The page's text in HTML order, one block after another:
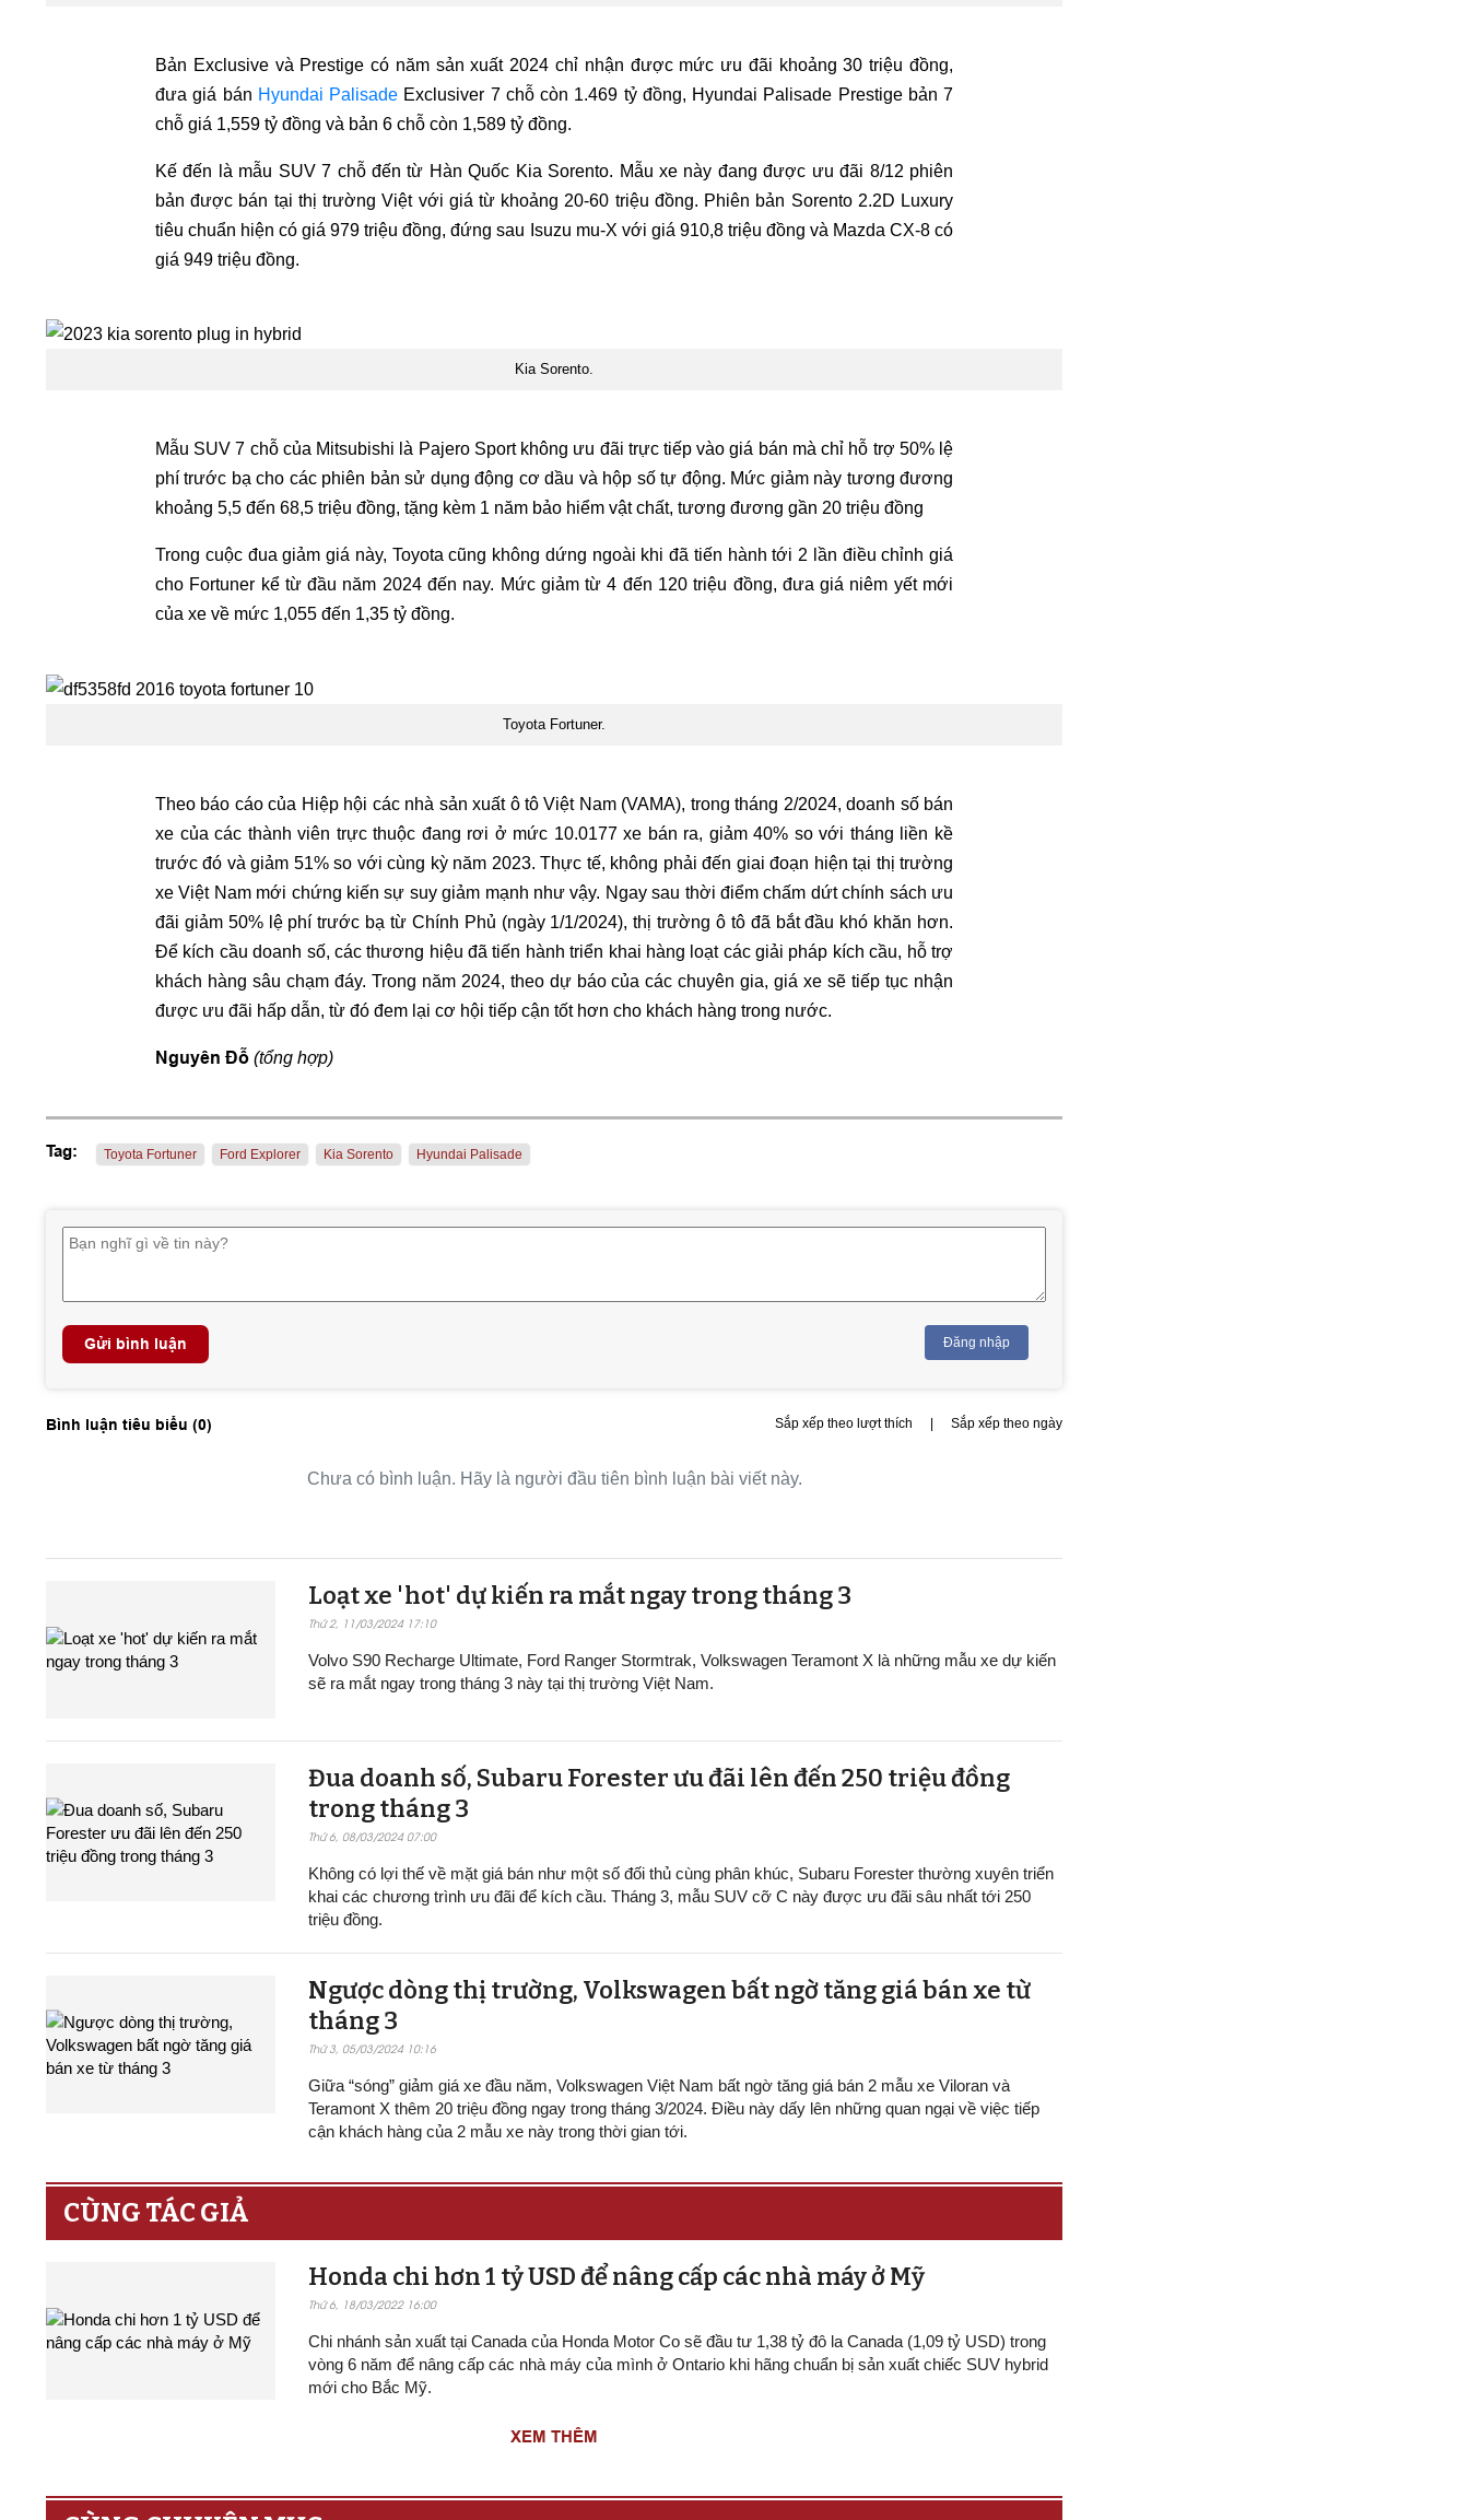
Bản Exclusive và Prestige có năm sản xuất 2024 chỉ nhận được mức ưu đãi khoảng 30 triệu đồng,
đưa giá bán Hyundai Palisade Exclusiver 7 chỗ còn 1.469 tỷ đồng, Hyundai Palisade Prestige bản 7
chỗ giá 1,559 tỷ đồng và bản 6 chỗ còn 1,589 tỷ đồng.
Kế đến là mẫu SUV 7 chỗ đến từ Hàn Quốc Kia Sorento. Mẫu xe này đang được ưu đãi 8/12 phiên
bản được bán tại thị trường Việt với giá từ khoảng 20-60 triệu đồng. Phiên bản Sorento 2.2D Luxury
tiêu chuẩn hiện có giá 979 triệu đồng, đứng sau Isuzu mu-X với giá 910,8 triệu đồng và Mazda CX-8 có
giá 949 triệu đồng.
Kia Sorento.
Mẫu SUV 7 chỗ của Mitsubishi là Pajero Sport không ưu đãi trực tiếp vào giá bán mà chỉ hỗ trợ 50% lệ
phí trước bạ cho các phiên bản sử dụng động cơ dầu và hộp số tự động. Mức giảm này tương đương
khoảng 5,5 đến 68,5 triệu đồng, tặng kèm 1 năm bảo hiểm vật chất, tương đương gần 20 triệu đồng
Trong cuộc đua giảm giá này, Toyota cũng không dứng ngoài khi đã tiến hành tới 2 lần điều chỉnh giá
cho Fortuner kể từ đầu năm 2024 đến nay. Mức giảm từ 4 đến 120 triệu đồng, đưa giá niêm yết mới
của xe về mức 1,055 đến 1,35 tỷ đồng.
Toyota Fortuner.
Theo báo cáo của Hiệp hội các nhà sản xuất ô tô Việt Nam (VAMA), trong tháng 2/2024, doanh số bán
xe của các thành viên trực thuộc đang rơi ở mức 10.0177 xe bán ra, giảm 40% so với tháng liền kề
trước đó và giảm 51% so với cùng kỳ năm 2023. Thực tế, không phải đến giai đoạn hiện tại thị trường
xe Việt Nam mới chứng kiến sự suy giảm mạnh như vậy. Ngay sau thời điểm chấm dứt chính sách ưu
đãi giảm 50% lệ phí trước bạ từ Chính Phủ (ngày 1/1/2024), thị trường ô tô đã bắt đầu khó khăn hơn.
Để kích cầu doanh số, các thương hiệu đã tiến hành triển khai hàng loạt các giải pháp kích cầu, hỗ trợ
khách hàng sâu chạm đáy. Trong năm 2024, theo dự báo của các chuyên gia, giá xe sẽ tiếp tục nhận
được ưu đãi hấp dẫn, từ đó đem lại cơ hội tiếp cận tốt hơn cho khách hàng trong nước.
Nguyên Đỗ (tổng hợp)
Tag: Toyota Fortuner Ford Explorer Kia Sorento Hyundai Palisade
Gửi bình luận Đăng nhập
Bình luận tiêu biểu (0) Sắp xếp theo lượt thích | Sắp xếp theo ngày
Chưa có bình luận. Hãy là người đầu tiên bình luận bài viết này.
Loạt xe 'hot' dự kiến ra mắt ngay trong tháng 3
Thứ 2, 11/03/2024 17:10
Volvo S90 Recharge Ultimate, Ford Ranger Stormtrak, Volkswagen Teramont X là những mẫu xe dự kiến
sẽ ra mắt ngay trong tháng 3 này tại thị trường Việt Nam.
Đua doanh số, Subaru Forester ưu đãi lên đến 250 triệu đồng
trong tháng 3
Thứ 6, 08/03/2024 07:00
Không có lợi thế về mặt giá bán như một số đối thủ cùng phân khúc, Subaru Forester thường xuyên triển
khai các chương trình ưu đãi để kích cầu. Tháng 3, mẫu SUV cỡ C này được ưu đãi sâu nhất tới 250
triệu đồng.
Ngược dòng thị trường, Volkswagen bất ngờ tăng giá bán xe từ
tháng 3
Thứ 3, 05/03/2024 10:16
Giữa “sóng” giảm giá xe đầu năm, Volkswagen Việt Nam bất ngờ tăng giá bán 2 mẫu xe Viloran và
Teramont X thêm 20 triệu đồng ngay trong tháng 3/2024. Điều này dấy lên những quan ngại về việc tiếp
cận khách hàng của 2 mẫu xe này trong thời gian tới.
CÙNG TÁC GIẢ
Honda chi hơn 1 tỷ USD để nâng cấp các nhà máy ở Mỹ
Thứ 6, 18/03/2022 16:00
Chi nhánh sản xuất tại Canada của Honda Motor Co sẽ đầu tư 1,38 tỷ đô la Canada (1,09 tỷ USD) trong
vòng 6 năm để nâng cấp các nhà máy của mình ở Ontario khi hãng chuẩn bị sản xuất chiếc SUV hybrid
mới cho Bắc Mỹ.
XEM THÊM